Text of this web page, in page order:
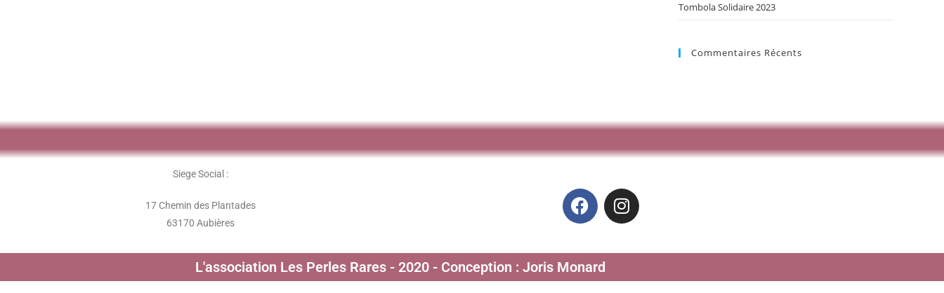
Tombola Solidaire 2023
Commentaires Récents
Siege Social :
17 Chemin des Plantades
63170 Aubières
L'association Les Perles Rares - 2020 - Conception : Joris Monard